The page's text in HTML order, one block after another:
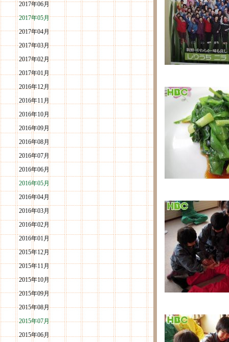
2017年06月
2017年05月
2017年04月
2017年03月
2017年02月
2017年01月
2016年12月
2016年11月
2016年10月
2016年09月
2016年08月
2016年07月
2016年06月
2016年05月
2016年04月
2016年03月
2016年02月
2016年01月
2015年12月
2015年11月
2015年10月
2015年09月
2015年08月
2015年07月
2015年06月